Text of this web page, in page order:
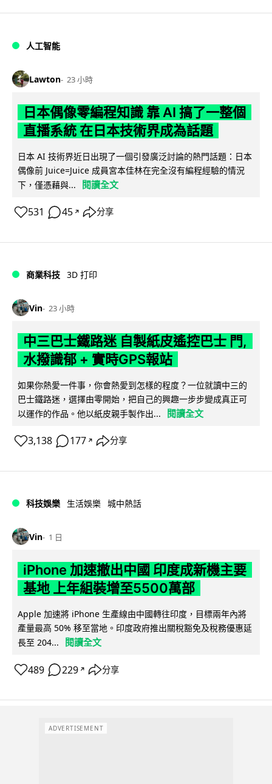
人工智能
Lawton 23 小時
日本偶像零編程知識 靠 AI 搞了一整個
直播系統 在日本技術界成為話題
日本 AI 技術界近日出現了一個引發廣泛討論的熱門話題：日本
偶像前 Juice=Juice 成員宮本佳林在完全沒有編程經驗的情況
下，僅憑藉與...
閱讀全文
531 45 ↗ 分享
商業科技 3D 打印
Vin 23 小時
中三巴士鐵路迷 自製紙皮遙控巴士 門,
水撥識郁 + 實時GPS報站
如果你熱愛一件事，你會熱愛到怎樣的程度？一位就讀中三的
巴士鐵路迷，選擇由零開始，把自己的興趣一步步變成真正可
以運作的作品。他以紙皮親手製作出...
閱讀全文
3,138 177 ↗ 分享
科技娛樂 生活娛樂 城中熱話
Vin 1 日
iPhone 加速撤出中國 印度成新機主要
基地 上年組裝增至5500萬部
Apple 加速將 iPhone 生產線由中國轉往印度，目標兩年內將
產量最高 50% 移至當地。印度政府推出關稅豁免及稅務優惠延
長至 204...
閱讀全文
489 229 ↗ 分享
ADVERTISEMENT